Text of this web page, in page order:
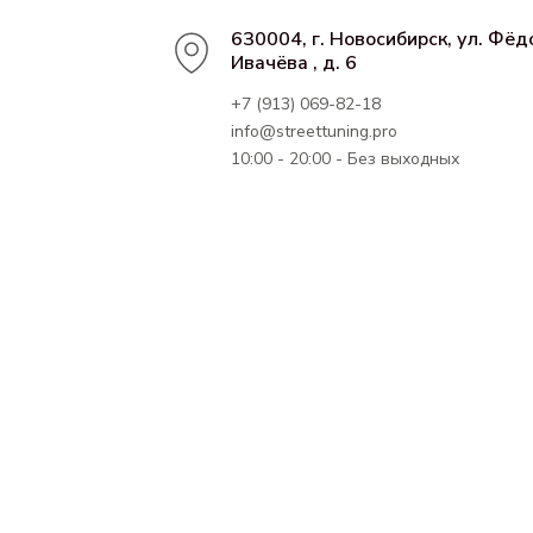
630004, г. Новосибирск, ул.
Ивачёва , д. 6
+7 (913) 069-82-18
info@streettuning.pro
10:00 - 20:00 - Без выходных